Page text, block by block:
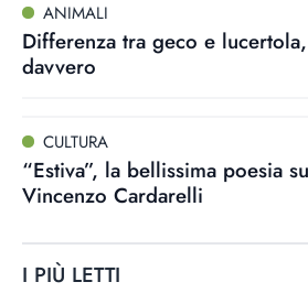
ANIMALI
Differenza tra geco e
davvero
CULTURA
“Estiva”, la bellissima poesia
Vincenzo Cardarelli
I PIÙ LETTI